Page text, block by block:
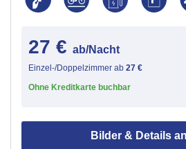
27 € ab/Nacht
Einzel-/Doppelzimmer ab 27 €
Ohne Kreditkarte buchbar
Bilder & Details